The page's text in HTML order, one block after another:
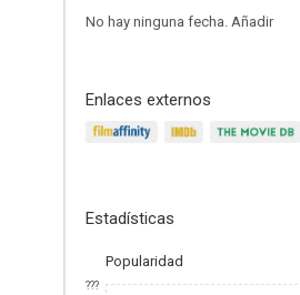
No hay ninguna fecha. Añadir
Enlaces externos
Estadísticas
Popularidad
???